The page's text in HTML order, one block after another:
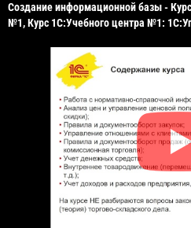
Создание информационной базы -
№1, Курс 1С:Учебного центра №1: